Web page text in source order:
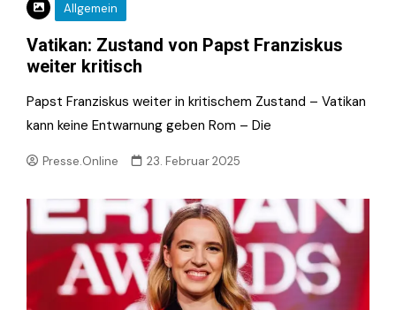
Allgemein
Vatikan: Zustand von Papst Franziskus
weiter kritisch
Papst Franziskus weiter in kritischem Zustand – Vatikan
kann keine Entwarnung geben Rom – Die
Presse.Online 23. Februar 2025